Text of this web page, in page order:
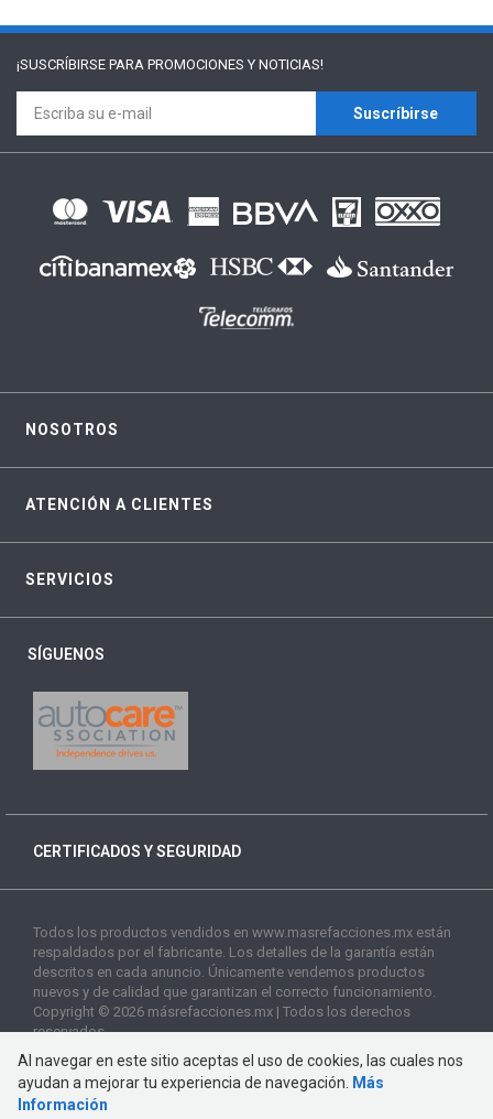
¡SUSCRÍBIRSE PARA PROMOCIONES Y NOTICIAS!
Suscríbirse
NOSOTROS
ATENCIÓN A CLIENTES
SERVICIOS
SÍGUENOS
CERTIFICADOS Y SEGURIDAD
Todos los productos vendidos en www.masrefacciones.mx están
respaldados por el fabricante. Los detalles de la garantía están
descritos en cada anuncio. Únicamente vendemos productos
nuevos y de calidad que garantizan el correcto funcionamiento.
Copyright © 2026 másrefacciones.mx | Todos los derechos
reservados
Al navegar en este sitio aceptas el uso de cookies, las cuales nos
ayudan a mejorar tu experiencia de navegación.
Más
Información